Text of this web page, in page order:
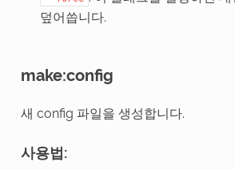
덮어씁니다.
make:config
새 config 파일을 생성합니다.
사용법: